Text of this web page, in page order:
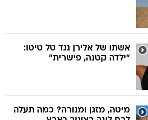
אשתו של אלירן נגד טל טיטו:
"ילדה קטנה, פישרית"
מיטה, מזגן ומנורה? כמה תעלה